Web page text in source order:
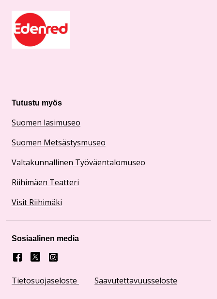
Tutustu myös
Suomen lasimuseo
Suomen Metsästysmuseo
Valtakunnallinen Työväentalomuseo
Riihimäen Teatteri
Visit Riihimäki
Tietosuojaseloste Saavutettavuusseloste
Sosiaalinen media
Facebook
X Instagram